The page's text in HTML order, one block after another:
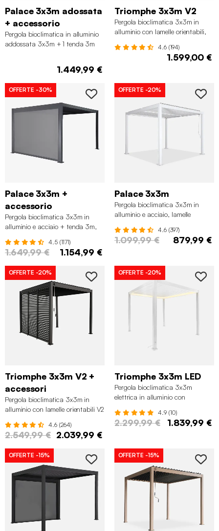
Palace 3x3m adossata
+ accessorio
Pergola bioclimatica in alluminio
addossata 3x3m + 1 tenda 3m
1.449,99 €
Triomphe 3x3m V2
Pergola bioclimatica 3x3m in
alluminio con lamelle orientabili,
4.6 (194)
1.599,00 €
OFFERTE -30%
Palace 3x3m +
accessorio
Pergola bioclimatica 3x3m in
alluminio e acciaio + tenda 3m,
4.5 (1171)
1.649,99 € 1.154,99 €
OFFERTE -20%
Palace 3x3m
Pergola bioclimatica 3x3m in
alluminio e acciaio, lamelle
4.6 (397)
1.099,99 € 879,99 €
OFFERTE -20%
Triomphe 3x3m V2 +
accessori
Pergola bioclimatica 3x3m in
alluminio con lamelle orientabili V2
4.6 (264)
2.549,99 € 2.039,99 €
OFFERTE -20%
Triomphe 3x3m LED
Pergola bioclimatica 3x3m
elettrica in alluminio con
4.9 (10)
2.299,99 € 1.839,99 €
OFFERTE -15% OFFERTE -15%